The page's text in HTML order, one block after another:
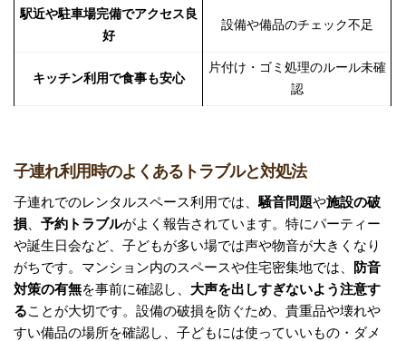
駅近や駐車場完備でアクセス良
好
設備や備品のチェック不足
キッチン利用で食事も安心
片付け・ゴミ処理のルール未確
認
子連れ利用時のよくあるトラブルと対処法
子連れでのレンタルスペース利用では、 騒音問題や施設の破
損
予約トラブルがよく報告されています。特にパーティー
や誕生日会など、子どもが多い場では声や物音が大きくなり
がちです。マンション内のスペースや住宅密集地では、
防音
対策の有無を事前に確認し、 大声を出しすぎないよう注意す
ることが大切です。設備の破損を防ぐため、貴重品や壊れや
すい備品の場所を確認し、子どもには使っていいもの・ダメ